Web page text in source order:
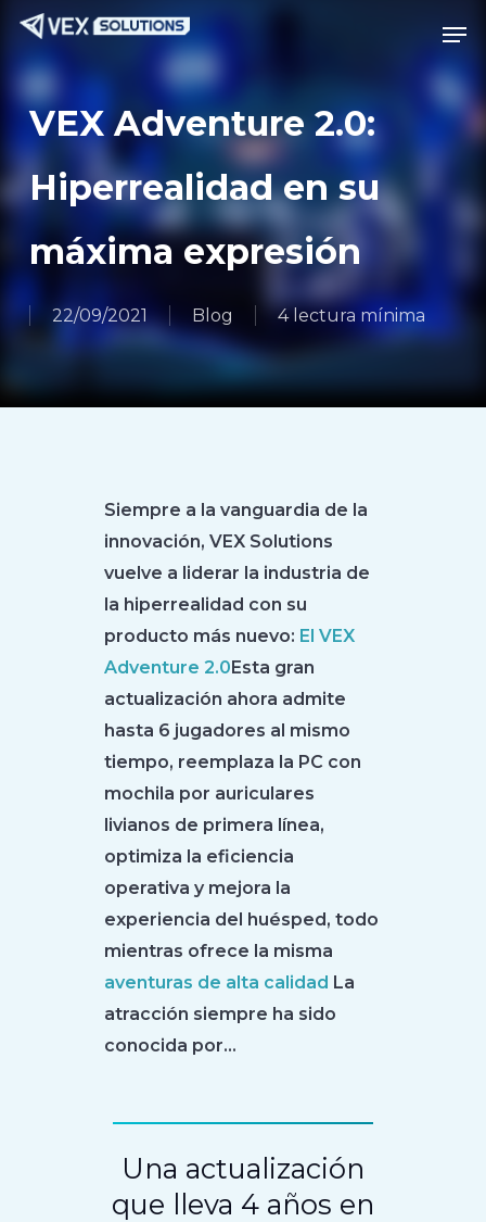
Saltar
contenido
principal
VEX Adventure 2.0:
Hiperrealidad en su
máxima expresión
22/09/2021 Blog 4 lectura mínima
Siempre a la vanguardia de la
innovación, VEX Solutions
vuelve a liderar la industria de
la hiperrealidad con su
producto más nuevo: El VEX
Adventure 2.0Esta gran
actualización ahora admite
hasta 6 jugadores al mismo
tiempo, reemplaza la PC con
mochila por auriculares
livianos de primera línea,
optimiza la eficiencia
operativa y mejora la
experiencia del huésped, todo
mientras ofrece la misma
aventuras de alta calidad La
atracción siempre ha sido
conocida por...
Una actualización
que lleva 4 años en